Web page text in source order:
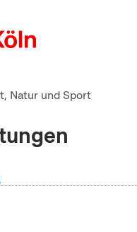
Natur und Sport